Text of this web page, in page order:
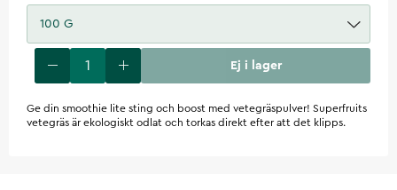
100 G
Ej i lager
Ge din smoothie lite sting och boost med vetegräspulver! Superfruits
vetegräs är ekologiskt odlat och torkas direkt efter att det klipps.